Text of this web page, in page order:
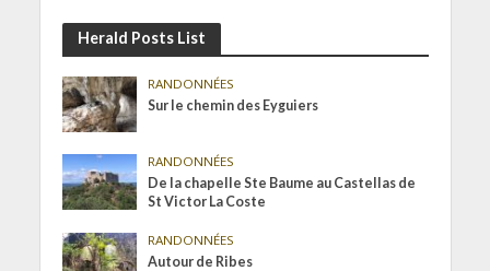
Herald Posts List
RANDONNÉES
Sur le chemin des Eyguiers
RANDONNÉES
De la chapelle Ste Baume au Castellas de
St Victor La Coste
RANDONNÉES
Autour de Ribes